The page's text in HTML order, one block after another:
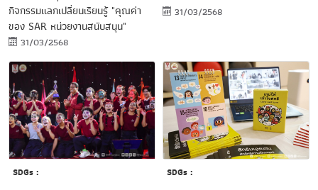
กิจกรรมแลกเปลี่ยนเรียนรู้ "คุณค่า
ของ SAR หน่วยงานสนับสนุน"
31/03/2568
31/03/2568
SDGs : SDGs :